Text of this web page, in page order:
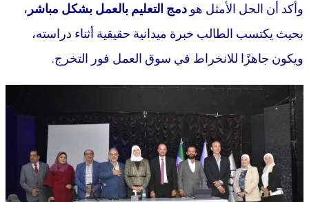
وأكد أن الحل الأمثل هو دمج التعليم بالعمل بشكل مباشر ،
بحيث يكتسب الطالب خبرة ميدانية حقيقية أثناء دراسته،
ويكون جاهزًا للانخراط في سوق العمل فور التخرج.